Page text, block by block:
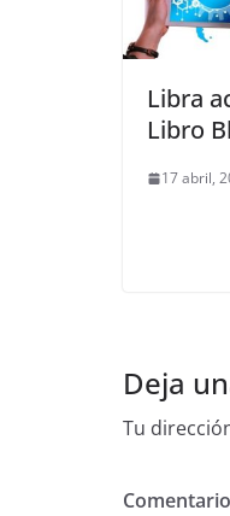
Libra
Libro
17 abril,
Deja
Tu
Comentario